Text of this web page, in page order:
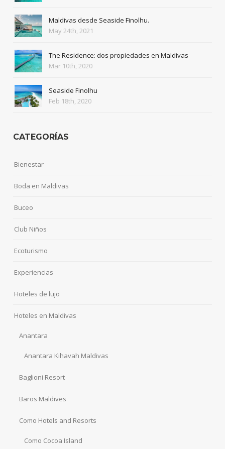
Maldivas desde Seaside Finolhu.
May 24th, 2021
The Residence: dos propiedades en Maldivas
Mar 10th, 2020
Seaside Finolhu
Feb 18th, 2020
CATEGORÍAS
Bienestar
Boda en Maldivas
Buceo
Club Niños
Ecoturismo
Experiencias
Hoteles de lujo
Hoteles en Maldivas
Anantara
Anantara Kihavah Maldivas
Baglioni Resort
Baros Maldives
Como Hotels and Resorts
Como Cocoa Island